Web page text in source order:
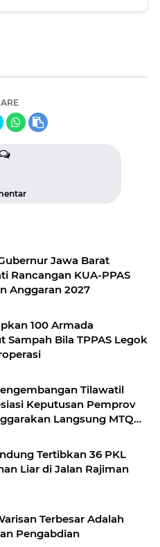
Jawa Barat
Rancangan KUA-PPAS
Anggaran 2027
100 Armada
Sampah Bila TPPAS Legok
Tilawatil
Keputusan Pemprov
Langsung MTQ
Tertibkan 36 PKL
Liar di Jalan Rajiman
Terbesar Adalah
Pengabdian